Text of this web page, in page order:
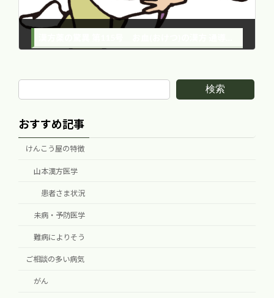
検索
おすすめ記事
けんこう屋の特徴
山本漢方医学
患者さま状況
未病・予防医学
難病によりそう
ご相談の多い病気
がん